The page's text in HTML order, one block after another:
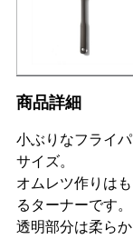
商品詳細tab
小ぶりなフライ
サイズ。
オムレツ作りは
るターナーです。
透明部分は柔ら